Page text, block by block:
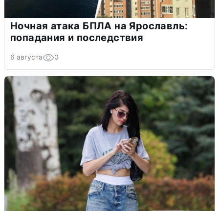
Ночная атака БПЛА на Ярославль:
попадания и последствия
6 августа 0